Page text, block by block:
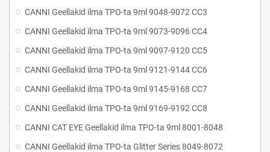
CANNI Geellakid ilma TPO-ta 9ml 9048-9072 CC3
CANNI Geellakid ilma TPO-ta 9ml 9073-9096 CC4
CANNI Geellakid ilma TPO-ta 9ml 9097-9120 CC5
CANNI Geellakid ilma TPO-ta 9ml 9121-9144 CC6
CANNI Geellakid ilma TPO-ta 9ml 9145-9168 CC7
CANNI Geellakid ilma TPO-ta 9ml 9169-9192 CC8
CANNI CAT EYE Geellakid ilma TPO-ta 9ml 8001-8048
CANNI Geellakid ilma TPO-ta Glitter Series 8049-8072